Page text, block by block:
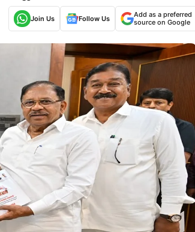
Join Us Follow Us
Add as a preferred
source on Google